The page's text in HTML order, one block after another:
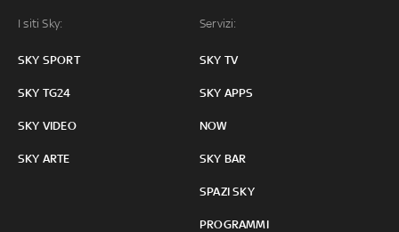
I siti Sky:
SKY SPORT
SKY TG24
SKY VIDEO
SKY ARTE
Servizi:
SKY TV
SKY APPS
NOW
SKY BAR
SPAZI SKY
PROGRAMMI